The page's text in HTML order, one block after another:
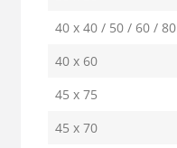
40 x 40 / 50 / 60 / 80
40 x 60
45 x 75
45 x 70